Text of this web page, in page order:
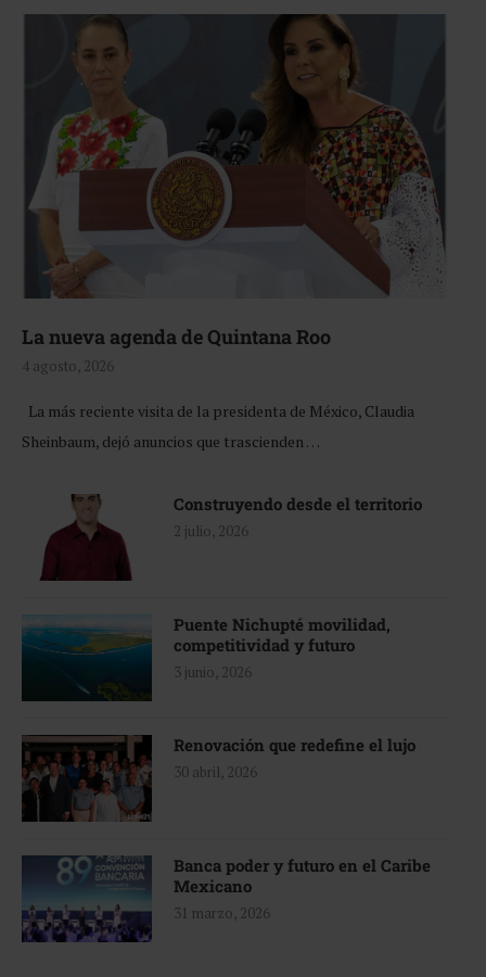
La nueva agenda de Quintana Roo
4 agosto, 2026
La más reciente visita de la presidenta de México, Claudia
Sheinbaum, dejó anuncios que trascienden …
Construyendo desde el territorio
2 julio, 2026
Puente Nichupté movilidad,
competitividad y futuro
3 junio, 2026
Renovación que redefine el lujo
30 abril, 2026
Banca poder y futuro en el Caribe
Mexicano
31 marzo, 2026